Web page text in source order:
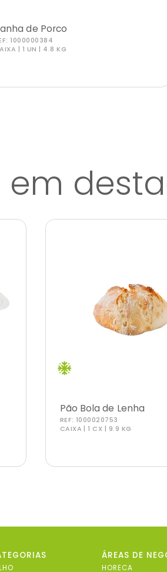
de Porco
1000000384
| 1 UN | 4.8 KG
em
Pão Bola de Lenha
REF: 1000020753
CAIXA | 1 CX | 9.9 KG
ÁREAS DE
HORECA